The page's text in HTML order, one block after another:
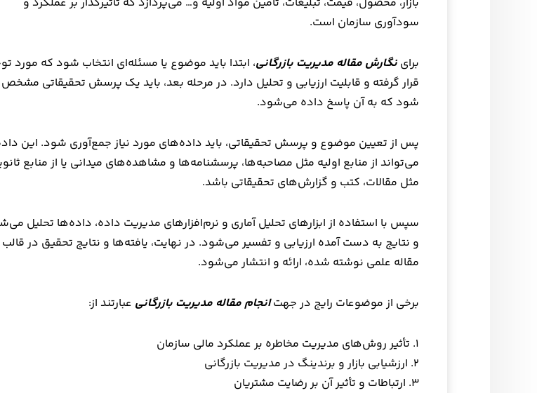
سودآوری سازمان است.
برای نگارش مقاله مدیریت بازرگانی، ابتدا باید موضوع یا مسئله‌ای انتخاب شود که مورد
قرار گرفته و قابلیت ارزیابی و تحلیل دارد. در مرحله بعد، باید یک پرسش تحقیقاتی مشخص
شود که به آن پاسخ داده می‌شود.
پس از تعیین موضوع و پرسش تحقیقاتی، باید داده‌های مورد نیاز جمع‌آوری شود. این
می‌تواند از منابع اولیه مثل مصاحبه‌ها، پرسشنامه‌ها و مشاهده‌های میدانی یا از منابع
مثل مقالات، کتب و گزارش‌های تحقیقاتی باشد.
سپس با استفاده از ابزارهای تحلیل آماری و نرم‌افزارهای مدیریت داده، داده‌ها تحلیل
و نتایج به دست آمده ارزیابی و تفسیر می‌شود. در نهایت، یافته‌ها و نتایج تحقیق در قالب
مقاله علمی نوشته شده، ارائه و انتشار می‌شود.
برخی از موضوعات رایج در جهتانجام مقاله مدیریت بازرگانی عبارتند از:
۱. تأثیر روش‌های مدیریت مخاطره بر عملکرد مالی سازمان
۲. ارزشیابی بازار و برندینگ در مدیریت بازرگانی
۳. ارتباطات و تأثیر آن بر رضایت مشتریان